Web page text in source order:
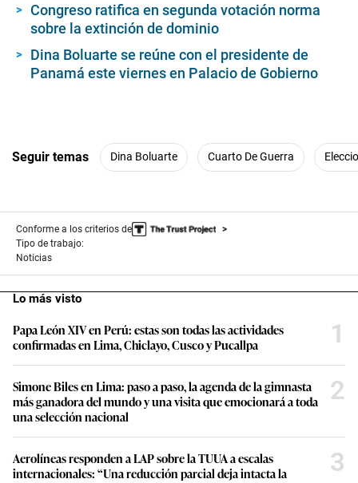
Congreso ratifica en segunda votación norma
sobre la extinción de dominio
Dina Boluarte se reúne con el presidente de
Panamá este viernes en Palacio de Gobierno
Seguir temas Dina Boluarte Cuarto De Guerra
Conforme a los criterios de
Tipo de trabajo:
Noticias
Lo más visto
Papa León XIV en Perú: estas son todas las actividades
confirmadas en Lima, Chiclayo, Cusco y Pucallpa
1
Simone Biles en Lima: paso a paso, la agenda de la gimnasta
más ganadora del mundo y una visita que emocionará a toda
una selección nacional
2
Aerolíneas responden a LAP sobre la TUUA a escalas
internacionales: “Una reducción parcial deja intacta la
3